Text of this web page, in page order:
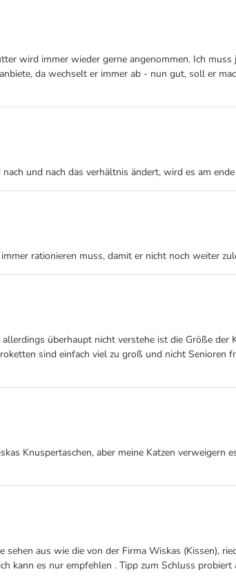
wird immer wieder gerne angenommen. Ich
da wechselt er immer ab - nun gut, soll er
und nach das verhältnis ändert, wird es am
rationieren muss, damit er nicht noch weiter
überhaupt nicht verstehe ist die Größe
sind einfach viel zu groß und nicht
Knuspertaschen, aber meine Katzen verweigern
aus wie die von der Firma Wiskas (Kissen),
es nur empfehlen . Tipp zum Schluss